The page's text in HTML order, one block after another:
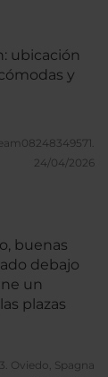
ubicación
y
24/04/2026
buenas
debajo
un
plazas
Oviedo, Spagna